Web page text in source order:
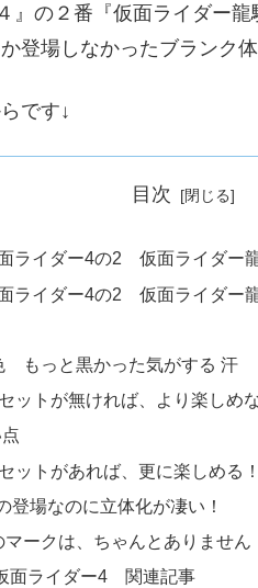
』の２番『仮面ライダー
登場しなかったブランク
です↓
目次
ライダー4の2 仮面ライダー
ライダー4の2 仮面ライダー
もっと黒かった気がする 汗
ットが無ければ、より楽しめ
ットがあれば、更に楽しめる！
登場なのに立体化が凄い！
ークは、ちゃんとありません
面ライダー4 関連記事